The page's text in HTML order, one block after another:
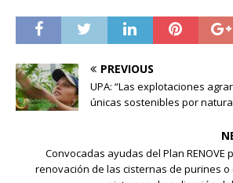
PREVIOUS
UPA: “Las explotaciones
únicas sostenibles por
Convocadas ayudas del Plan RENOVE
renovación de las cisternas de purines o